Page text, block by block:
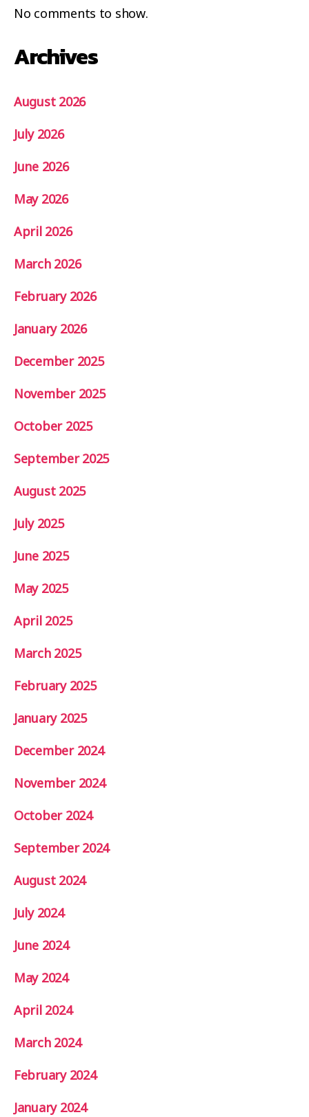
No comments to show.
Archives
August 2026
July 2026
June 2026
May 2026
April 2026
March 2026
February 2026
January 2026
December 2025
November 2025
October 2025
September 2025
August 2025
July 2025
June 2025
May 2025
April 2025
March 2025
February 2025
January 2025
December 2024
November 2024
October 2024
September 2024
August 2024
July 2024
June 2024
May 2024
April 2024
March 2024
February 2024
January 2024